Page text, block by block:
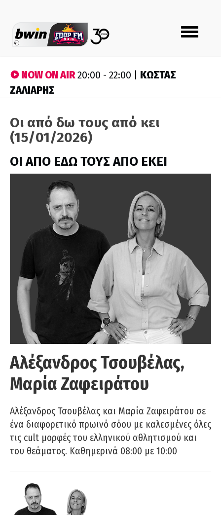
Toggle
navigation
NOW ON AIR20:00 - 22:00 | ΚΩΣΤΑΣ
ΖΑΛΙΑΡΗΣ
Οι από δω τους από κει
(15/01/2026)
ΟΙ ΑΠΟ ΕΔΩ ΤΟΥΣ ΑΠΟ ΕΚΕΙ
Αλέξανδρος Τσουβέλας,
Μαρία Ζαφειράτου
Αλέξανδρος Τσουβέλας και Μαρία Ζαφειράτου σε
ένα διαφορετικό πρωινό σόου με καλεσμένες όλες
τις cult μορφές του ελληνικού αθλητισμού και
του θεάματος. Καθημερινά 08:00 με 10:00